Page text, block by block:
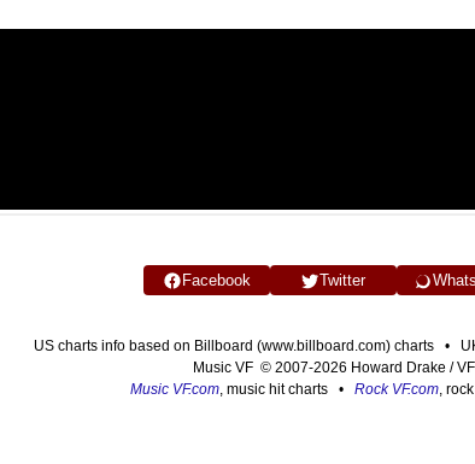
Facebook Twitter
US charts info based on Billboard (www.billboard.com) charts •
Music VF © 2007-2026 Howard Drake /
Music VF.com, music hit charts • Rock VF.com,